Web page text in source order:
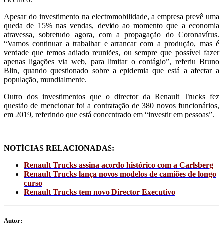
Apesar do investimento na electromobilidade, a empresa prevê uma
queda de 15% nas vendas, devido ao momento que a economia
atravessa, sobretudo agora, com a propagação do Coronavírus.
“Vamos continuar a trabalhar e arrancar com a produção, mas é
verdade que temos adiado reuniões, ou sempre que possível fazer
apenas ligações via web, para limitar o contágio”, referiu Bruno
Blin, quando questionado sobre a epidemia que está a afectar a
população, mundialmente.
Outro dos investimentos que o director da Renault Trucks fez
questão de mencionar foi a contratação de 380 novos funcionários,
em 2019, referindo que está concentrado em “investir em pessoas”.
NOTÍCIAS RELACIONADAS:
Renault Trucks assina acordo histórico com a Carlsberg
Renault Trucks lança novos modelos de camiões de longo
curso
Renault Trucks tem novo Director Executivo
Autor: